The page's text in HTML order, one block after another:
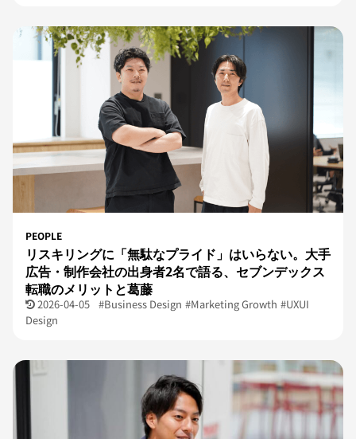
PEOPLE
リスキリングに「無駄なプライド」はいらない。大手
広告・制作会社の出身者2名で語る、セブンデックス
転職のメリットと葛藤
2026-04-05 #Business Design #Marketing Growth #UXUI
Design